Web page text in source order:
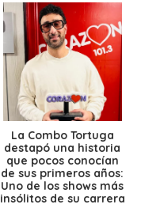
La Combo Tortuga
destapó una historia
que pocos conocían
de sus primeros años:
Uno de los shows más
insólitos de su carrera